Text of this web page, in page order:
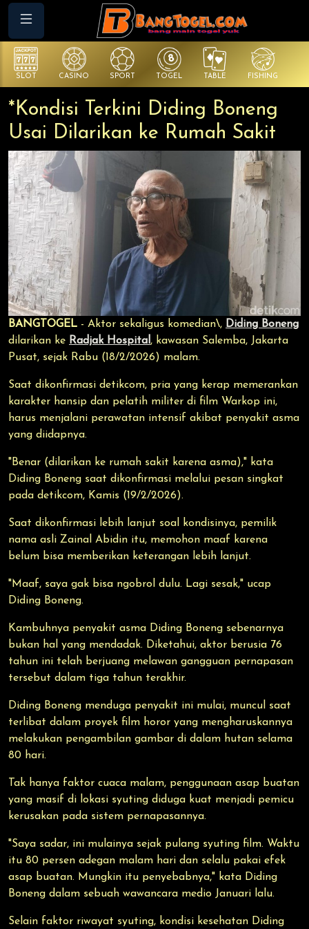
SLOT CASINO SPORT TOGEL TABLE FISHING
*Kondisi Terkini Diding Boneng
Usai Dilarikan ke Rumah Sakit
BANGTOGEL - Aktor sekaligus komedian\, Diding Boneng
dilarikan ke Radjak Hospital, kawasan Salemba, Jakarta
Pusat, sejak Rabu (18/2/2026) malam.
Saat dikonfirmasi detikcom, pria yang kerap memerankan
karakter hansip dan pelatih militer di film Warkop ini,
harus menjalani perawatan intensif akibat penyakit asma
yang diidapnya.
"Benar (dilarikan ke rumah sakit karena asma)," kata
Diding Boneng saat dikonfirmasi melalui pesan singkat
pada detikcom, Kamis (19/2/2026).
Saat dikonfirmasi lebih lanjut soal kondisinya, pemilik
nama asli Zainal Abidin itu, memohon maaf karena
belum bisa memberikan keterangan lebih lanjut.
"Maaf, saya gak bisa ngobrol dulu. Lagi sesak," ucap
Diding Boneng.
Kambuhnya penyakit asma Diding Boneng sebenarnya
bukan hal yang mendadak. Diketahui, aktor berusia 76
tahun ini telah berjuang melawan gangguan pernapasan
tersebut dalam tiga tahun terakhir.
Diding Boneng menduga penyakit ini mulai, muncul saat
terlibat dalam proyek film horor yang mengharuskannya
melakukan pengambilan gambar di dalam hutan selama
80 hari.
Tak hanya faktor cuaca malam, penggunaan asap buatan
yang masif di lokasi syuting diduga kuat menjadi pemicu
kerusakan pada sistem pernapasannya.
"Saya sadar, ini mulainya sejak pulang syuting film. Waktu
itu 80 persen adegan malam hari dan selalu pakai efek
asap buatan. Mungkin itu penyebabnya," kata Diding
Boneng dalam sebuah wawancara medio Januari lalu.
Selain faktor riwayat syuting, kondisi kesehatan Diding